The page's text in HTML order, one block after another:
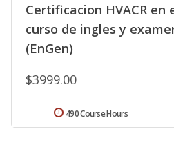
Certificacion HVACR en
curso de ingles y
(EnGen)
$3999.00
490 Course Hours